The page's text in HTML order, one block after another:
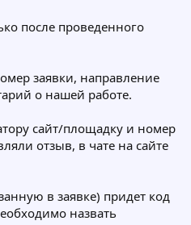
после проведенного
заявки, направление
о нашей работе.
сайт/площадку и номер
отзыв, в чате на сайте
в заявке) придет код
назвать